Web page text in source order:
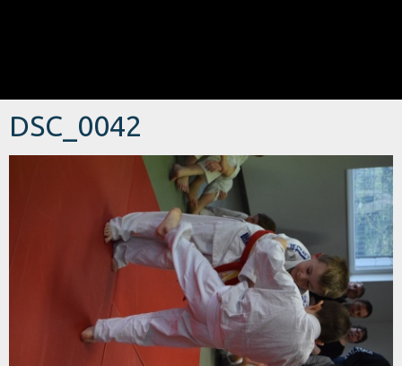
DSC_0042